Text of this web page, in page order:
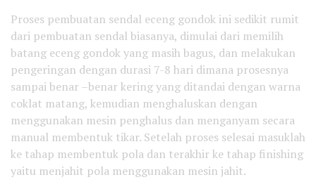
Proses pembuatan sendal eceng gondok ini sedikit rumit
dari pembuatan sendal biasanya, dimulai dari memilih
batang eceng gondok yang masih bagus, dan melakukan
pengeringan dengan durasi 7-8 hari dimana prosesnya
sampai benar –benar kering yang ditandai dengan warna
coklat matang, kemudian menghaluskan dengan
menggunakan mesin penghalus dan menganyam secara
manual membentuk tikar. Setelah proses selesai masuklah
ke tahap membentuk pola dan terakhir ke tahap finishing
yaitu menjahit pola menggunakan mesin jahit.